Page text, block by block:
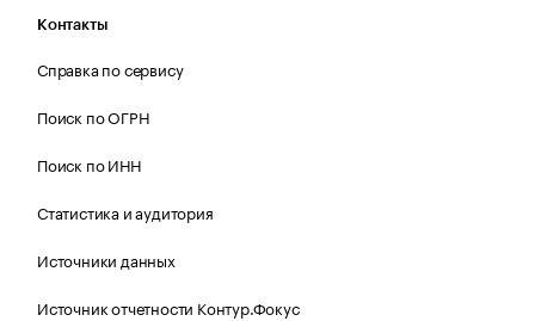
Контакты
Справка по сервису
Поиск по ОГРН
Поиск по ИНН
Статистика и аудитория
Источники данных
Источник отчетности Контур.Фокус